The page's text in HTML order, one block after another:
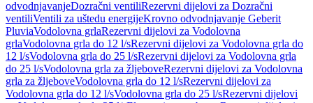
odvodnjavanjeDozračni ventiliRezervni dijelovi za Dozračni
ventiliVentili za uštedu energijeKrovno odvodnjavanje Geberit
PluviaVodolovna grlaRezervni dijelovi za Vodolovna
grlaVodolovna grla do 12 l/sRezervni dijelovi za Vodolovna grla do
12 l/sVodolovna grla do 25 l/sRezervni dijelovi za Vodolovna grla
do 25 l/sVodolovna grla za žljeboveRezervni dijelovi za Vodolovna
grla za žljeboveVodolovna grla do 12 l/sRezervni dijelovi za
Vodolovna grla do 12 l/sVodolovna grla do 25 l/sRezervni dijelovi